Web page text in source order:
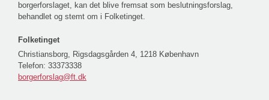
borgerforslaget, kan det blive fremsat som beslutningsforslag,
behandlet og stemt om i Folketinget.
Folketinget
Christiansborg, Rigsdagsgården 4, 1218 København
Telefon: 33373338
borgerforslag@ft.dk